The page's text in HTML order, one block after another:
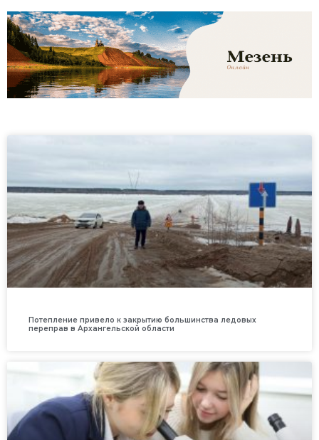
Потепление привело к закрытию большинства ледовых
переправ в Архангельской области